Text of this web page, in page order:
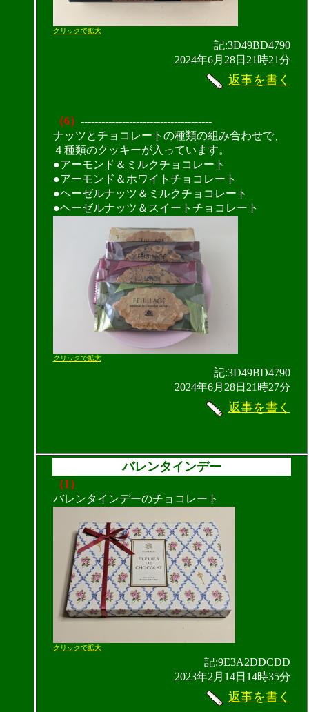
クリックで拡大
記:3D49BD4790
2024年6月28日21時21分
返事を書く
（6） --------------------------------------
ナッツとチョコレートの種類の組み合わせで、
４種類のクッキーが入っています。
●アーモンド＆ミルクチョコレート
●アーモンド＆ホワイトチョコレート
●ヘーゼルナッツ＆ミルクチョコレート
●ヘーゼルナッツ＆スイートチョコレート
クリックで拡大
記:3D49BD4790
2024年6月28日21時27分
返事を書く
バレンタインデー
（1）
バレンタインデーのチョコレート
クリックで拡大
記:9E3A2DDCDD
2023年2月14日14時35分
返事を書く